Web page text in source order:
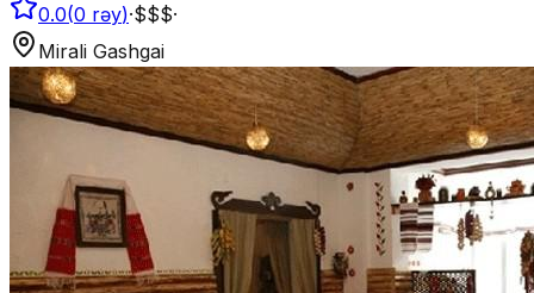
0.0(0 rəy)·$$$·
Mirali Gashgai